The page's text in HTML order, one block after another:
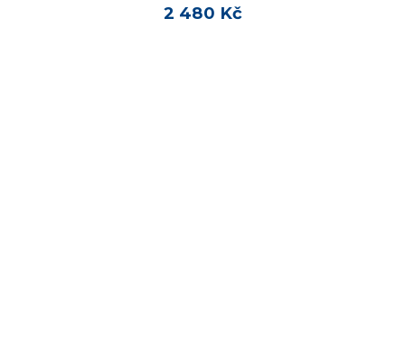
2 480 Kč